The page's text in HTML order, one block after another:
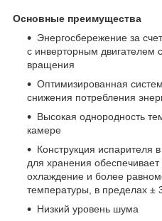
Основные преимущества
Энергосбережение за
с инверторным двигателем
вращения
Оптимизированная
снижения потребления
Высокая однородность
камере
Конструкция испарителя
для хранения
охлаждение и более
температуры, в пределах ±
Низкий уровень шума